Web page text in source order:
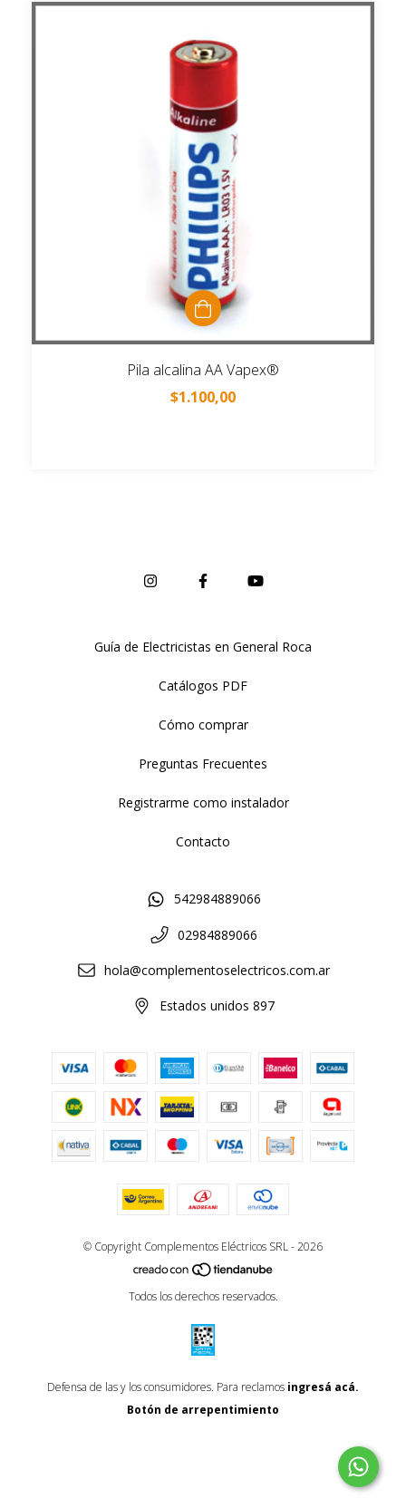
Pila alcalina AA Vapex®
$1.100,00
Guía de Electricistas en General Roca
Catálogos PDF
Cómo comprar
Preguntas Frecuentes
Registrarme como instalador
Contacto
542984889066
02984889066
hola@complementoselectricos.com.ar
Estados unidos 897
© Copyright Complementos Eléctricos SRL - 2026
Todos los derechos reservados.
Defensa de las y los consumidores. Para reclamos ingresá acá.
Botón de arrepentimiento